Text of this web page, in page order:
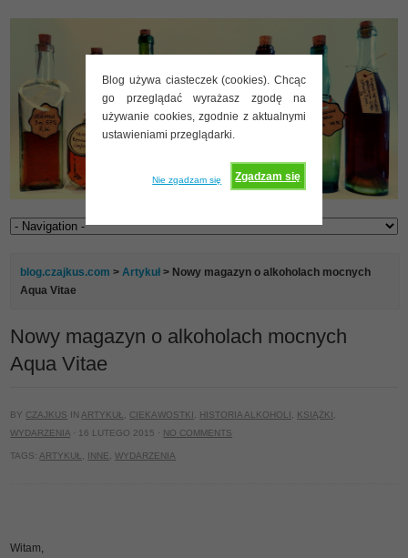
Blog używa ciasteczek (cookies). Chcąc
go przeglądać wyrażasz zgodę na
używanie cookies, zgodnie z aktualnymi
ustawieniami przeglądarki.
Zgadzam się
Nie zgadzam się
blog.czajkus.com > Artykuł > Nowy magazyn o alkoholach mocnych
Aqua Vitae
Nowy magazyn o alkoholach mocnych
Aqua Vitae
BY CZAJKUS IN ARTYKUŁ CIEKAWOSTKI HISTORIA ALKOHOLI KSIĄŻKI
WYDARZENIA · 16 LUTEGO 2015 · NO COMMENTS
TAGS: ARTYKUŁ INNE ,WYDARZENIA
Witam,